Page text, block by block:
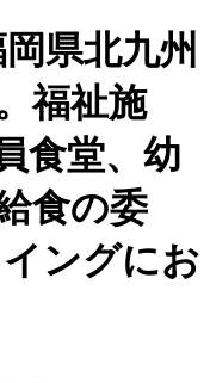
県北九州
福祉施
食堂、幼
食の委
ングにお